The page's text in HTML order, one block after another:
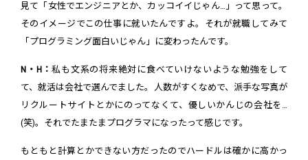
見て「女性でエンジニアとか、カッコイイじゃん…」って思って。
そのイメージでこの仕事に就いたんですよ。それが就職してみて
「プログラミング面白いじゃん」に変わったんです。
N・H：私も文系の将来絶対に食べていけないような勉強をして
て、就活は会社で選んでました。人数がすくなめで、派手な写真が
リクルートサイトとかにのってなくて、優しいかんじの会社を…
(笑)。それでたまたまプログラマになったって感じです。
もともと計算とかできない方だったのでハードルは確かに高かっ